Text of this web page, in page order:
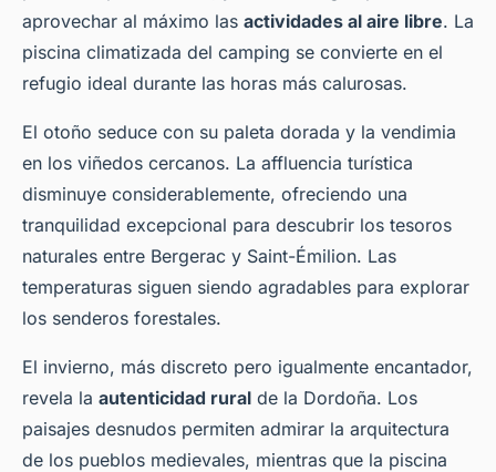
aprovechar al máximo las actividades al aire libre. La
piscina climatizada del camping se convierte en el
refugio ideal durante las horas más calurosas.
El otoño seduce con su paleta dorada y la vendimia
en los viñedos cercanos. La affluencia turística
disminuye considerablemente, ofreciendo una
tranquilidad excepcional para descubrir los tesoros
naturales entre Bergerac y Saint-Émilion. Las
temperaturas siguen siendo agradables para explorar
los senderos forestales.
El invierno, más discreto pero igualmente encantador,
revela la autenticidad rural de la Dordoña. Los
paisajes desnudos permiten admirar la arquitectura
de los pueblos medievales, mientras que la piscina